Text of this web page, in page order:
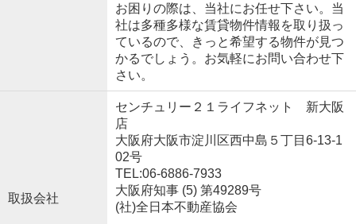
お困りの際は、当社にお任せ下さい。当
社は多種多様な賃貸物件情報を取り扱っ
ているので、きっと希望する物件が見つ
かるでしょう。お気軽にお問い合わせ下
さい。
取扱会社
センチュリー２１ライフネット 新大阪
店
大阪府大阪市淀川区西中島５丁目6-13-1
02号
TEL:06-6886-7933
大阪府知事 (5) 第49289号
(社)全日本不動産協会